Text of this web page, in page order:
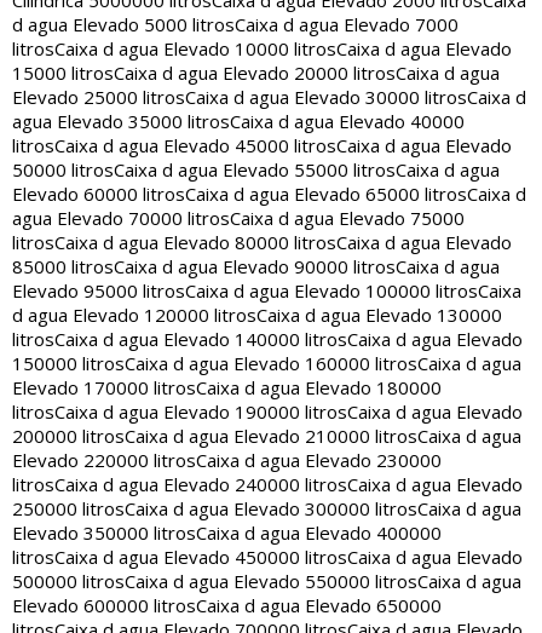
d agua Elevado 5000 litrosCaixa d agua Elevado 7000
litrosCaixa d agua Elevado 10000 litrosCaixa d agua Elevado
15000 litrosCaixa d agua Elevado 20000 litrosCaixa d agua
Elevado 25000 litrosCaixa d agua Elevado 30000 litrosCaixa d
agua Elevado 35000 litrosCaixa d agua Elevado 40000
litrosCaixa d agua Elevado 45000 litrosCaixa d agua Elevado
50000 litrosCaixa d agua Elevado 55000 litrosCaixa d agua
Elevado 60000 litrosCaixa d agua Elevado 65000 litrosCaixa d
agua Elevado 70000 litrosCaixa d agua Elevado 75000
litrosCaixa d agua Elevado 80000 litrosCaixa d agua Elevado
85000 litrosCaixa d agua Elevado 90000 litrosCaixa d agua
Elevado 95000 litrosCaixa d agua Elevado 100000 litrosCaixa
d agua Elevado 120000 litrosCaixa d agua Elevado 130000
litrosCaixa d agua Elevado 140000 litrosCaixa d agua Elevado
150000 litrosCaixa d agua Elevado 160000 litrosCaixa d agua
Elevado 170000 litrosCaixa d agua Elevado 180000
litrosCaixa d agua Elevado 190000 litrosCaixa d agua Elevado
200000 litrosCaixa d agua Elevado 210000 litrosCaixa d agua
Elevado 220000 litrosCaixa d agua Elevado 230000
litrosCaixa d agua Elevado 240000 litrosCaixa d agua Elevado
250000 litrosCaixa d agua Elevado 300000 litrosCaixa d agua
Elevado 350000 litrosCaixa d agua Elevado 400000
litrosCaixa d agua Elevado 450000 litrosCaixa d agua Elevado
500000 litrosCaixa d agua Elevado 550000 litrosCaixa d agua
Elevado 600000 litrosCaixa d agua Elevado 650000